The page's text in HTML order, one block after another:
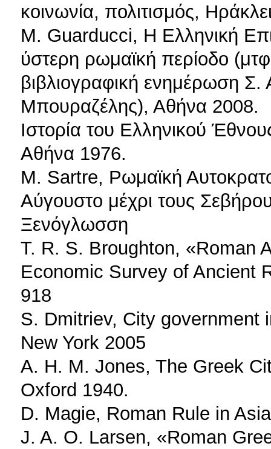
κοινωνία, πολιτισμός,
M. Guarducci, Η Ελληνική
ύστερη ρωμαϊκή περίοδο
βιβλιογραφική ενημέρωση Σ.
Μπουραζέλης), Αθήνα 2008.
Ιστορία του Ελληνικού
Αθήνα 1976.
Μ. Sartre, Ρωμαϊκή
Αύγουστο μέχρι τους
Ξενόγλωσση
T. R. S. Broughton, «Roman
Economic Survey of Ancient
918
S. Dmitriev, City government
New York 2005
A. H. M. Jones, The Greek
Oxford 1940.
D. Magie, Roman Rule in
J. A. O. Larsen, «Roman